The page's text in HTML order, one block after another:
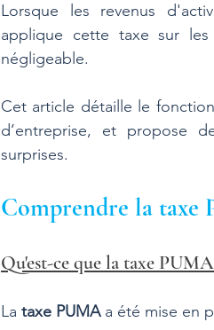
Lorsque les revenus
applique cette taxe sur
négligeable.
Cet article détaille le
d’entreprise, et propose
surprises.
Comprendre la taxe
Qu'est-ce que la taxe
La taxe PUMA a été mise en